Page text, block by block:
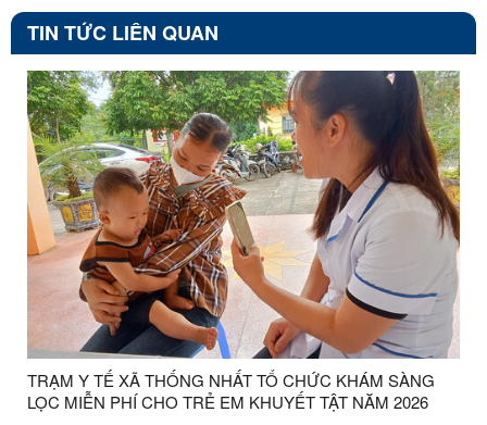
TIN TỨC LIÊN QUAN
TRẠM Y TẾ XÃ THỐNG NHẤT TỔ CHỨC KHÁM SÀNG
LỌC MIỄN PHÍ CHO TRẺ EM KHUYẾT TẬT NĂM 2026